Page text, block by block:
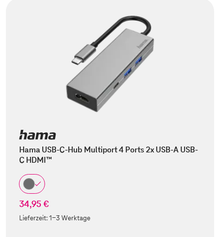
Hama USB-C-Hub Multiport 4 Ports 2x USB-A USB-
C HDMI™
34,95 €
Lieferzeit:1-3 Werktage